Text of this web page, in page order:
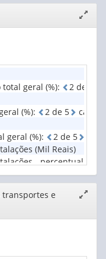
janela
geral (%): 2 de
(%): 2 de 5
casas
geral (%): 2 de 5
(Mil Reais)
- percentual do
do total geral (%): 2d
geral (%)
transportes e